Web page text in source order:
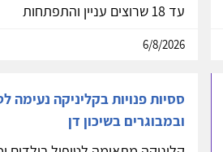
עד 18 שרוצים עניין והתפתחות
6/8/2026
ססיות פנויות בקליניקה נעימה
ובמבוגרים בשיכון דן